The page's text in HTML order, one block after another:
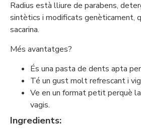
Radius està lliure de parabens,
sintètics i modificats genèticament,
sacarina.
Més avantatges?
És una pasta de dents apta
Té un gust molt refrescant i
Ve en un format petit perquè
vagis.
Ingredients: